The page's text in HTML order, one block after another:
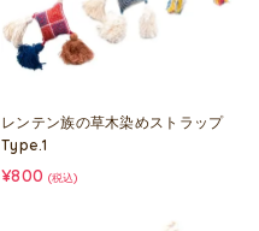
レンテン族の草木染めストラップ
Type.1
¥800 (税込)